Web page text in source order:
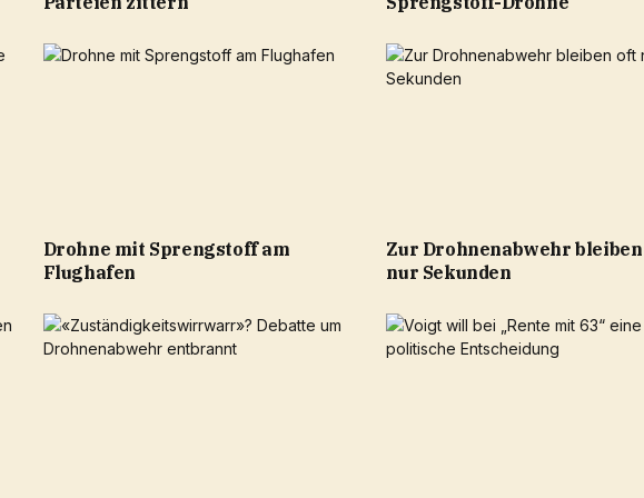
Drohne mit Sprengstoff am
Flughafen
Zur Drohnenabwehr
nur Sekunden